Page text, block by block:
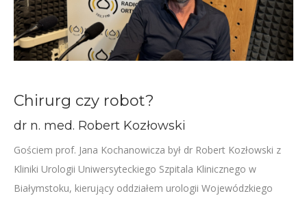
Chirurg czy robot?
dr n. med. Robert Kozłowski
Gościem prof. Jana Kochanowicza był dr Robert Kozłowski z
Kliniki Urologii Uniwersyteckiego Szpitala Klinicznego w
Białymstoku, kierujący oddziałem urologii Wojewódzkiego